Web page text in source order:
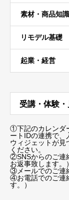
素材・商品知識
リモデル基礎
起業・経営
受講・体験
①下記のカレンダ
ートIDの連携で、
ウィジェットが見
ください。
②SNSからのご連
お返事致します。）
③メールでのご連
④お電話でのご連
す。）